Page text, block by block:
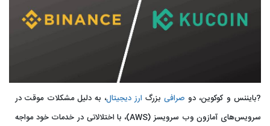
?بایننس و کوکوین، دو صرافیبزرگ ارز دیجیتال، به دلیل مشکلات موقت در
سرویس‌های آمازون وب سرویسز (AWS)، با اختلالاتی در خدمات خود مواجه